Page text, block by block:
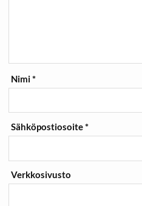
Nimi*
Sähköpostiosoite*
Verkkosivusto